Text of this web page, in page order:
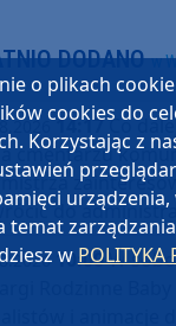
DODANOw
14:17Co
cmentarzu
do
10:00W
Rodzinne
i animacje
o plikach
cookies do
Korzystając z
urządzenia,
temat
w POLITYKA